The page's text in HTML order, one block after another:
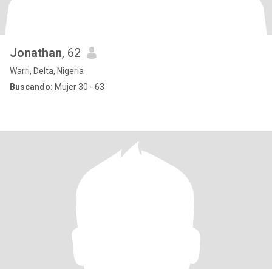
Jonathan, 62
Warri, Delta, Nigeria
Buscando: Mujer 30 - 63